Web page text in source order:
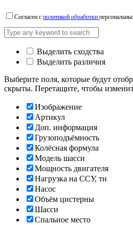
Согласен с политикой обработки
Выделить сходства
Выделить различия
Выберите поля, которые будут
скрыты. Перетащите, чтобы
Изображение
Артикул
Доп. информация
Грузоподъёмность
Колёсная формула
Модель шасси
Мощность двигателя
Нагрузка на ССУ, тн
Насос
Объём цистерны
Шасси
Спальное место